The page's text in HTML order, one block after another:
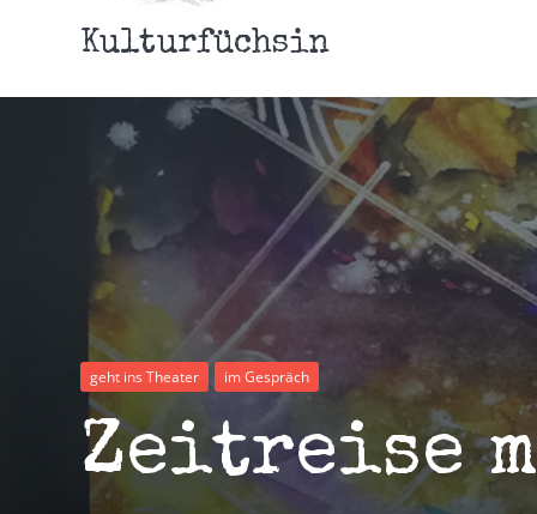
Kulturfüchsin
geht ins Theater im Gespräch
Zeitreise